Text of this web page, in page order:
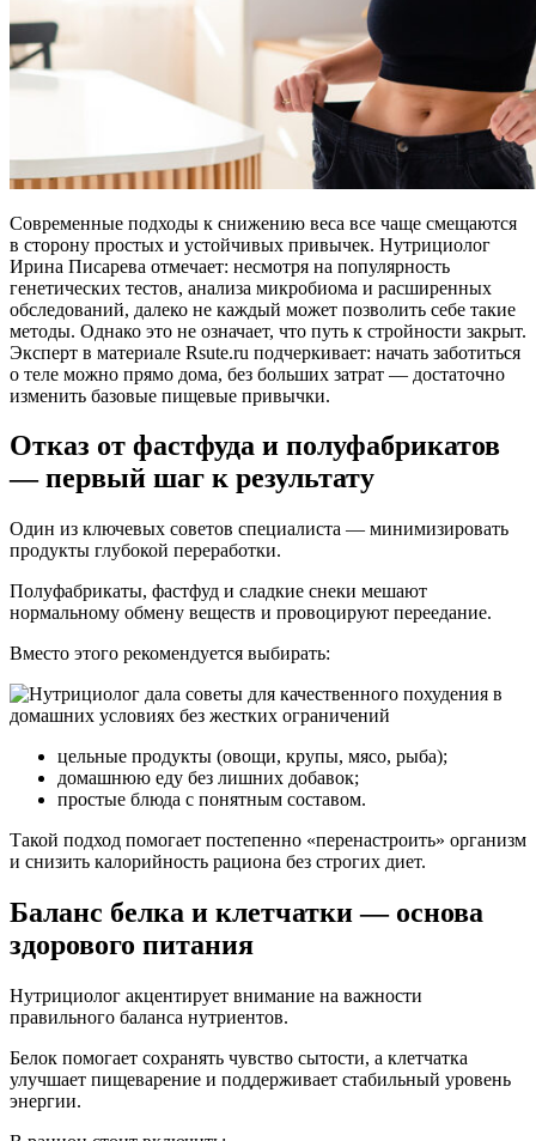
Современные подходы к снижению веса все чаще смещаются
в сторону простых и устойчивых привычек. Нутрициолог
Ирина Писарева отмечает: несмотря на популярность
генетических тестов, анализа микробиома и расширенных
обследований, далеко не каждый может позволить себе такие
методы. Однако это не означает, что путь к стройности закрыт.
Эксперт в материале Rsute.ru подчеркивает: начать заботиться
о теле можно прямо дома, без больших затрат — достаточно
изменить базовые пищевые привычки.
Отказ от фастфуда и полуфабрикатов
— первый шаг к результату
Один из ключевых советов специалиста — минимизировать
продукты глубокой переработки.
Полуфабрикаты, фастфуд и сладкие снеки мешают
нормальному обмену веществ и провоцируют переедание.
Вместо этого рекомендуется выбирать:
цельные продукты (овощи, крупы, мясо, рыба);
домашнюю еду без лишних добавок;
простые блюда с понятным составом.
Такой подход помогает постепенно «перенастроить» организм
и снизить калорийность рациона без строгих диет.
Баланс белка и клетчатки — основа
здорового питания
Нутрициолог акцентирует внимание на важности
правильного баланса нутриентов.
Белок помогает сохранять чувство сытости, а клетчатка
улучшает пищеварение и поддерживает стабильный уровень
энергии.